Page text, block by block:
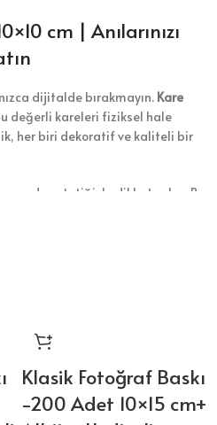
cm | Anılarınızı
dijitalde bırakmayın. Kare
değerli kareleri fiziksel hale
her biri dekoratif ve kaliteli bir
sade estetiğiyle dikkat çeker. Bu
ister özel hediyeliklerde kolayca
en uygun boyutu rahatça
Fujifilm Crystal Archive kağıdı
Klasik Fotoğraf Baskı
-200 Adet 10×15 cm+